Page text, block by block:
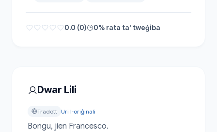
0.0 (0) 0% rata ta' tweġiba
Dwar Lili
Tradott Uri l-oriġinali
Bongu, jien Francesco.